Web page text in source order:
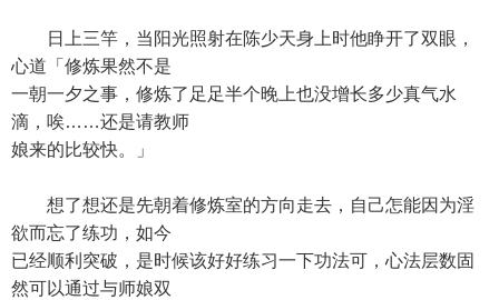
日上三竿，当阳光照射在陈少天身上时他睁开了双眼，
心道「修炼果然不是
一朝一夕之事，修炼了足足半个晚上也没增长多少真气水
滴，唉……还是请教师
娘来的比较快。」
想了想还是先朝着修炼室的方向走去，自己怎能因为淫
欲而忘了练功，如今
已经顺利突破，是时候该好好练习一下功法可，心法层数固
然可以通过与师娘双